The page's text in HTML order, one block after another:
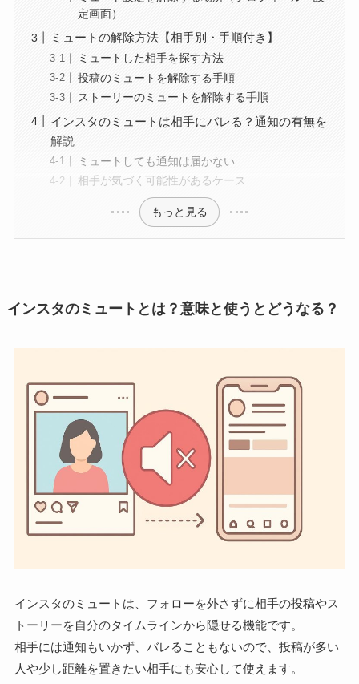
定画面）
ミュートの解除方法【相手別・手順付き】
ミュートした相手を探す方法
投稿のミュートを解除する手順
ストーリーのミュートを解除する手順
インスタのミュートは相手にバレる？通知の有無を
解説
ミュートしても通知は届かない
相手が気づく可能性があるケース
もっと見る
インスタのミュートとは？意味と使うとどうなる？
インスタのミュートは、フォローを外さずに相手の投稿やス
トーリーを自分のタイムラインから隠せる機能です。
相手には通知もいかず、バレることもないので、投稿が多い
人や少し距離を置きたい相手にも安心して使えます。